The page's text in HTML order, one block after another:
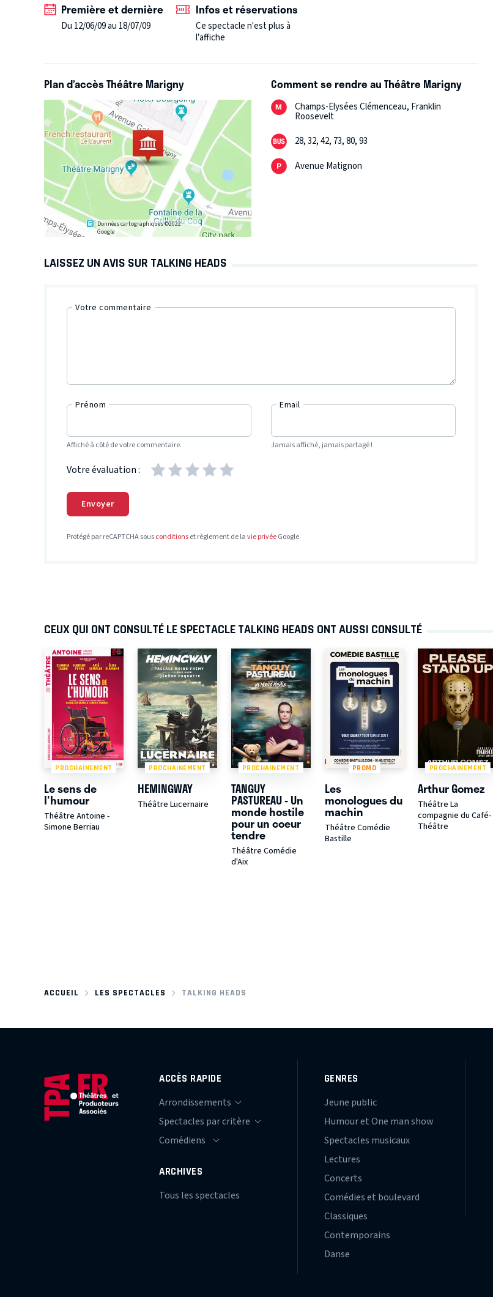
Première et dernière
Du 12/06/09 au 18/07/09
Infos et réservations
Ce spectacle n'est plus à
l’affiche
Plan d’accès Théâtre Marigny
Données cartographiques ©2022
Google
Comment se rendre au Théâtre Marigny
Champs-Elysées Clémenceau, Franklin
Roosevelt
28, 32, 42, 73, 80, 93
Avenue Matignon
LAISSEZ UN AVIS SUR TALKING HEADS
Votre commentaire
Prénom
Affiché à côté de votre commentaire.
Email
Jamais affiché, jamais partagé !
Votre évaluation :
Envoyer
Protégé par reCAPTCHA sousconditionset règlement de lavie privéeGoogle.
CEUX QUI ONT CONSULTÉ LE SPECTACLE TALKING HEADS ONT AUSSI CONSULTÉ
PROCHAINEMENT
Le sens de
l'humour
Théâtre Antoine -
Simone Berriau
PROCHAINEMENT
HEMINGWAY
Théâtre Lucernaire
PROCHAINEMENT
TANGUY
PASTUREAU - Un
monde hostile
pour un coeur
tendre
Théâtre Comédie
d'Aix
PROMO
Les
monologues du
machin
Théâtre Comédie
Bastille
PROCHAINEMENT
Arthur Gomez
Théâtre La
compagnie du Café-
Théâtre
ACCUEIL LES SPECTACLES TALKING HEADS
ACCÈS RAPIDE
ARCHIVES
Tous les spectacles
GENRES
Jeune public
Humour et One man show
Spectacles musicaux
Lectures
Concerts
Comédies et boulevard
Classiques
Contemporains
Danse